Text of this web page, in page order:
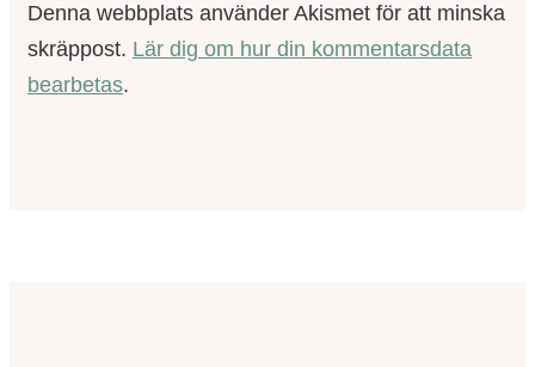
Denna webbplats använder Akismet för att minska
skräppost. Lär dig om hur din kommentarsdata
bearbetas.